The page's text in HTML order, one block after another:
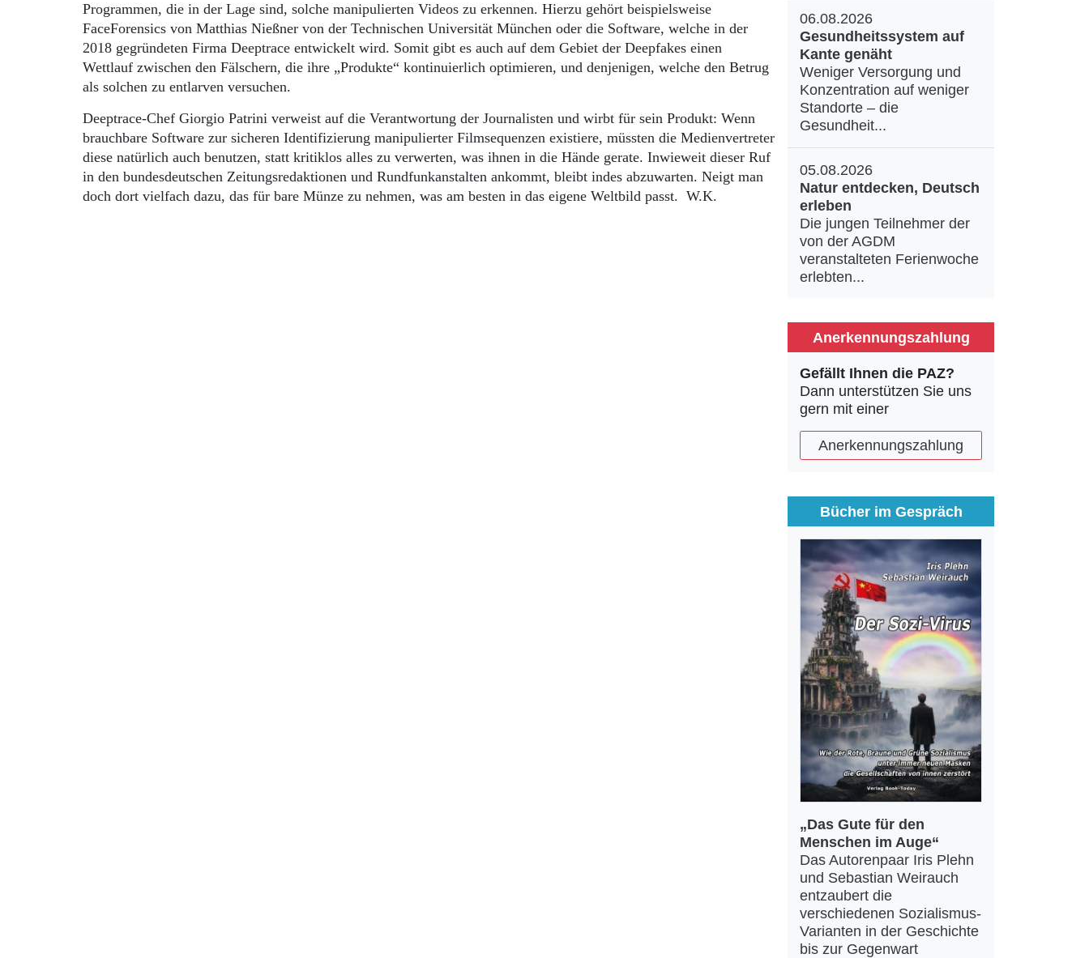
Programmen, die in der Lage sind, solche manipulierten Videos zu erkennen. Hierzu gehört beispielsweise
FaceForensics von Matthias Nießner von der Technischen Universität München oder die Software, welche in der
2018 gegründeten Firma Deeptrace entwickelt wird. Somit gibt es auch auf dem Gebiet der Deepfakes einen
Wettlauf zwischen den Fälschern, die ihre „Produkte“ kontinuierlich optimieren, und denjenigen, welche den Betrug
als solchen zu entlarven versuchen.
Deeptrace-Chef Giorgio Patrini verweist auf die Verantwortung der Journalisten und wirbt für sein Produkt: Wenn
brauchbare Software zur sicheren Identifizierung manipulierter Filmsequenzen existiere, müssten die Medienvertreter
diese natürlich auch benutzen, statt kritiklos alles zu verwerten, was ihnen in die Hände gerate. Inwieweit dieser Ruf
in den bundesdeutschen Zeitungsredaktionen und Rundfunkanstalten ankommt, bleibt indes abzuwarten. Neigt man
doch dort vielfach dazu, das für bare Münze zu nehmen, was am besten in das eigene Weltbild passt. W.K.
06.08.2026
Gesundheitssystem auf
Kante genäht
Weniger Versorgung und
Konzentration auf weniger
Standorte – die
Gesundheit...
05.08.2026
Natur entdecken, Deutsch
erleben
Die jungen Teilnehmer der
von der AGDM
veranstalteten Ferienwoche
erlebten...
Anerkennungszahlung
Gefällt Ihnen die PAZ?
Dann unterstützen Sie uns
gern mit einer
Anerkennungszahlung
Bücher im Gespräch
„Das Gute für den
Menschen im Auge“
Das Autorenpaar Iris Plehn
und Sebastian Weirauch
entzaubert die
verschiedenen Sozialismus-
Varianten in der Geschichte
bis zur Gegenwart